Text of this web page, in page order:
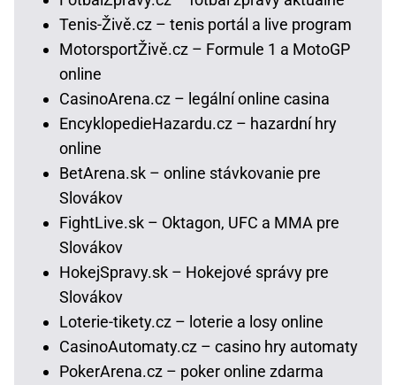
Tenis-Živě.cz – tenis portál a live program
MotorsportŽivě.cz – Formule 1 a MotoGP
online
CasinoArena.cz – legální online casina
EncyklopedieHazardu.cz – hazardní hry
online
BetArena.sk – online stávkovanie pre
Slovákov
FightLive.sk – Oktagon, UFC a MMA pre
Slovákov
HokejSpravy.sk – Hokejové správy pre
Slovákov
Loterie-tikety.cz – loterie a losy online
CasinoAutomaty.cz – casino hry automaty
PokerArena.cz – poker online zdarma